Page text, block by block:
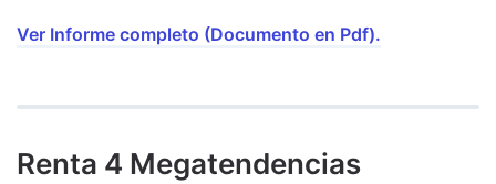
Ver Informe completo (Documento en Pdf).
Renta 4 Megatendencias